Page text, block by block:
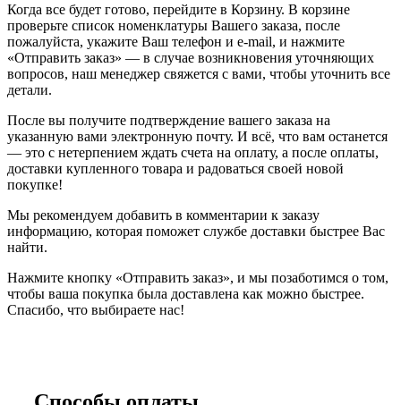
Когда все будет готово, перейдите в Корзину. В корзине
проверьте список номенклатуры Вашего заказа, после
пожалуйста, укажите Ваш телефон и e-mail, и нажмите
«Отправить заказ» — в случае возникновения уточняющих
вопросов, наш менеджер свяжется с вами, чтобы уточнить все
детали.
После вы получите подтверждение вашего заказа на
указанную вами электронную почту. И всё, что вам останется
— это с нетерпением ждать счета на оплату, а после оплаты,
доставки купленного товара и радоваться своей новой
покупке!
Мы рекомендуем добавить в комментарии к заказу
информацию, которая поможет службе доставки быстрее Вас
найти.
Нажмите кнопку «Отправить заказ», и мы позаботимся о том,
чтобы ваша покупка была доставлена как можно быстрее.
Спасибо, что выбираете нас!